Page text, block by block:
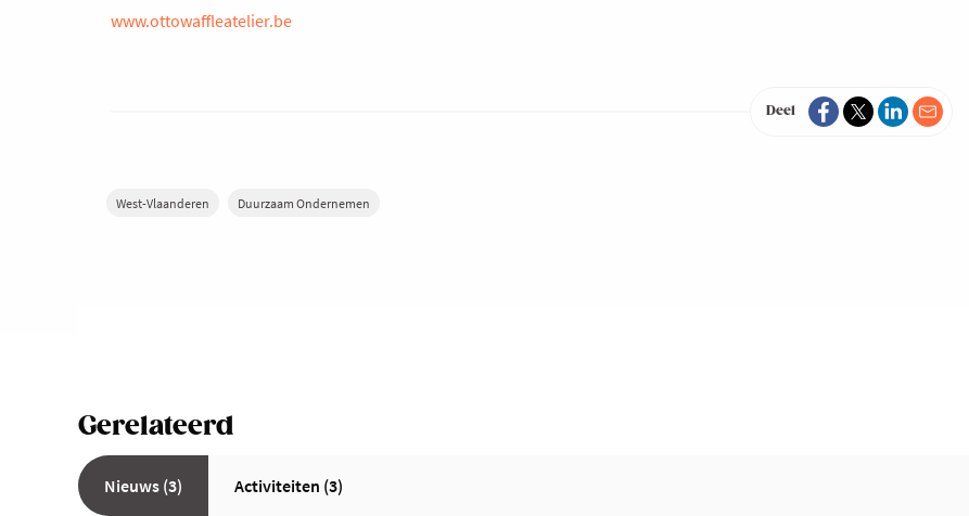
www.ottowaffleatelier.be
Deel
West-Vlaanderen Duurzaam Ondernemen
Gerelateerd
Nieuws (3) Activiteiten (3)